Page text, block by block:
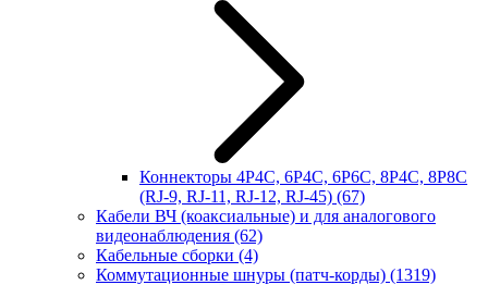
Коннекторы 4P4C, 6P4C, 6P6C, 8P4C, 8P8C
(RJ-9, RJ-11, RJ-12, RJ-45) (67)
Кабели ВЧ (коаксиальные) и для аналогового
видеонаблюдения (62)
Кабельные сборки (4)
Коммутационные шнуры (патч-корды) (1319)